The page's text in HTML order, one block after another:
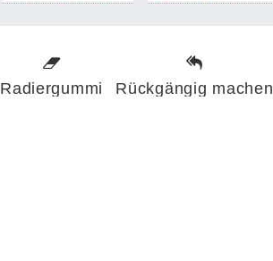
Radiergummi Rückgängig machen